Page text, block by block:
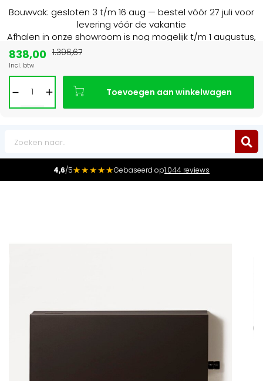
Bouwvak: gesloten 3 t/m 16 aug — bestel vóór 27 juli voor
levering vóór de vakantie
Afhalen in onze showroom is nog mogelijk t/m 1 augustus,
4,6/5★★★★★Gebaseerd op1.044 reviews
838,00
Incl. btw
1.396,67
Toevoegen aan winkelwagen